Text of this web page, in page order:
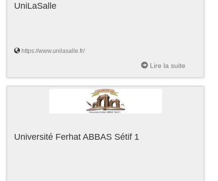
UniLaSalle
https://www.unilasalle.fr/
Lire la suite
Université Ferhat ABBAS Sétif 1